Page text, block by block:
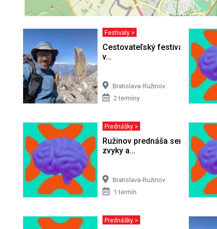
Festivaly >
Cestovateľský festival Cestou
v…
Bratislava-Ružinov
2 termíny
Prednášky >
Ružinov prednáša seniorom -
zvyky a…
Bratislava-Ružinov
1 termín
Prednášky >